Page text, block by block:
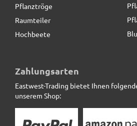
schreibt
Hat einen guten Platz auf dem
Sehr schöne und wertige
Eleganz! <br>Guter und
Kundenservice, schnelle und
Lieferung!
Pflanztröge
Raumteiler
Hochbeete
Zahlungsarten
Eastwest-Trading bietet Ihnen
unserem Shop: